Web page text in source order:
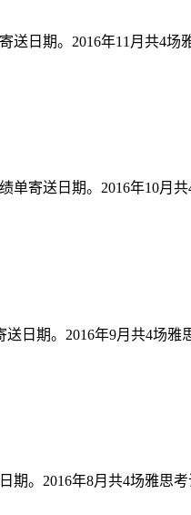
日期。2016年11月共4场
单寄送日期。2016年10月
日期。2016年9月共4场雅
。2016年8月共4场雅思